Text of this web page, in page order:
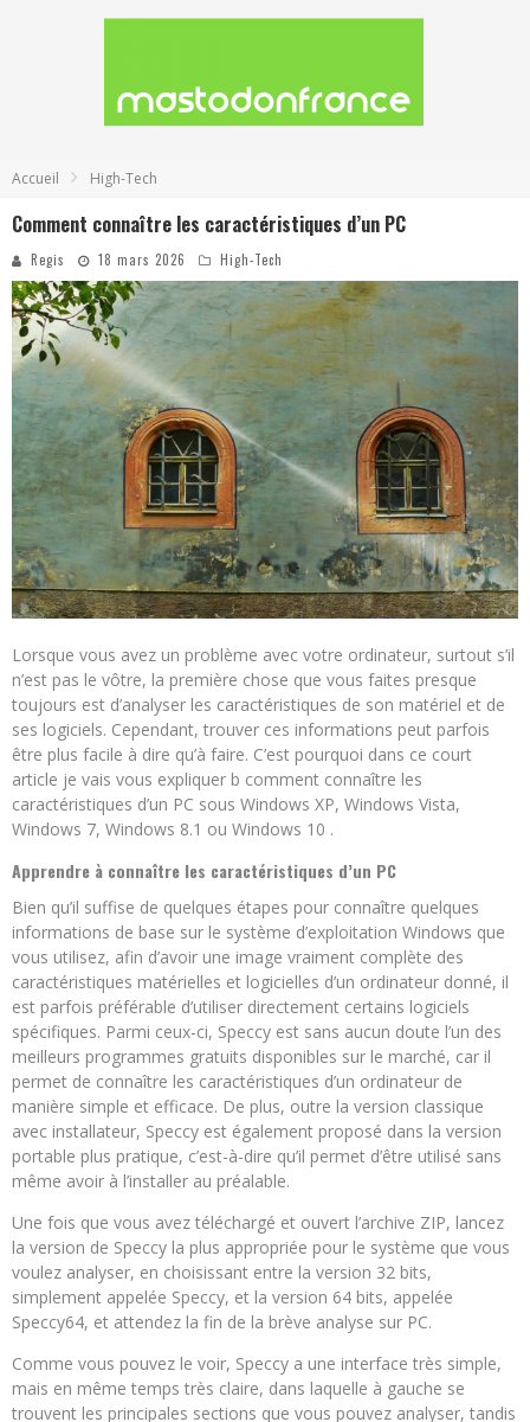
Accueil High-Tech
Comment connaître les caractéristiques d’un PC
Regis 18 mars 2026 High-Tech
Lorsque vous avez un problème avec votre ordinateur, surtout s’il
n’est pas le vôtre, la première chose que vous faites presque
toujours est d’analyser les caractéristiques de son matériel et de
ses logiciels. Cependant, trouver ces informations peut parfois
être plus facile à dire qu’à faire. C’est pourquoi dans ce court
article je vais vous expliquer b comment connaître les
caractéristiques d’un PC sous Windows XP, Windows Vista,
Windows 7, Windows 8.1 ou Windows 10 .
Apprendre à connaître les caractéristiques d’un PC
Bien qu’il suffise de quelques étapes pour connaître quelques
informations de base sur le système d’exploitation Windows que
vous utilisez, afin d’avoir une image vraiment complète des
caractéristiques matérielles et logicielles d’un ordinateur donné, il
est parfois préférable d’utiliser directement certains logiciels
spécifiques. Parmi ceux-ci, Speccy est sans aucun doute l’un des
meilleurs programmes gratuits disponibles sur le marché, car il
permet de connaître les caractéristiques d’un ordinateur de
manière simple et efficace. De plus, outre la version classique
avec installateur, Speccy est également proposé dans la version
portable plus pratique, c’est-à-dire qu’il permet d’être utilisé sans
même avoir à l’installer au préalable.
Une fois que vous avez téléchargé et ouvert l’archive ZIP, lancez
la version de Speccy la plus appropriée pour le système que vous
voulez analyser, en choisissant entre la version 32 bits,
simplement appelée Speccy, et la version 64 bits, appelée
Speccy64, et attendez la fin de la brève analyse sur PC.
Comme vous pouvez le voir, Speccy a une interface très simple,
mais en même temps très claire, dans laquelle à gauche se
trouvent les principales sections que vous pouvez analyser, tandis